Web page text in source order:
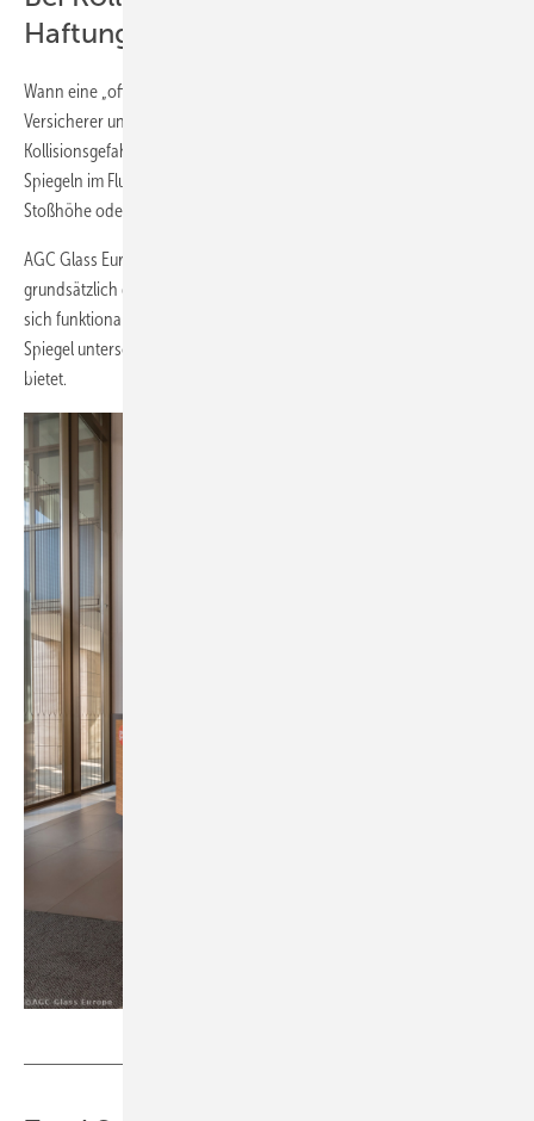
Haftung.
Wann eine „offensichtliche Gefahrenlage“ vorliegt, beurteilen
Versicherer unterschiedlich – besteht jedoch eine vorhersehbare
Kollisionsgefahr, droht die Haftung. „Das kann zum Beispiel bei großen
Spiegeln im Flur schnell der Fall sein, aber auch bei Montage in
Stoßhöhe oder gegenüber einer Tür“, so Pankotsch.
AGC Glass Europe empfiehlt daher auch im privaten Bereich
grundsätzlich den Einsatz von VSG-Spiegeln wie „Stratobel Mirox“, der
sich funktional und ästhetisch nicht von einem herkömmlichen Mirox-
Spiegel unterscheidet, aber die Schutzfunktion von Verbundglas
bietet.